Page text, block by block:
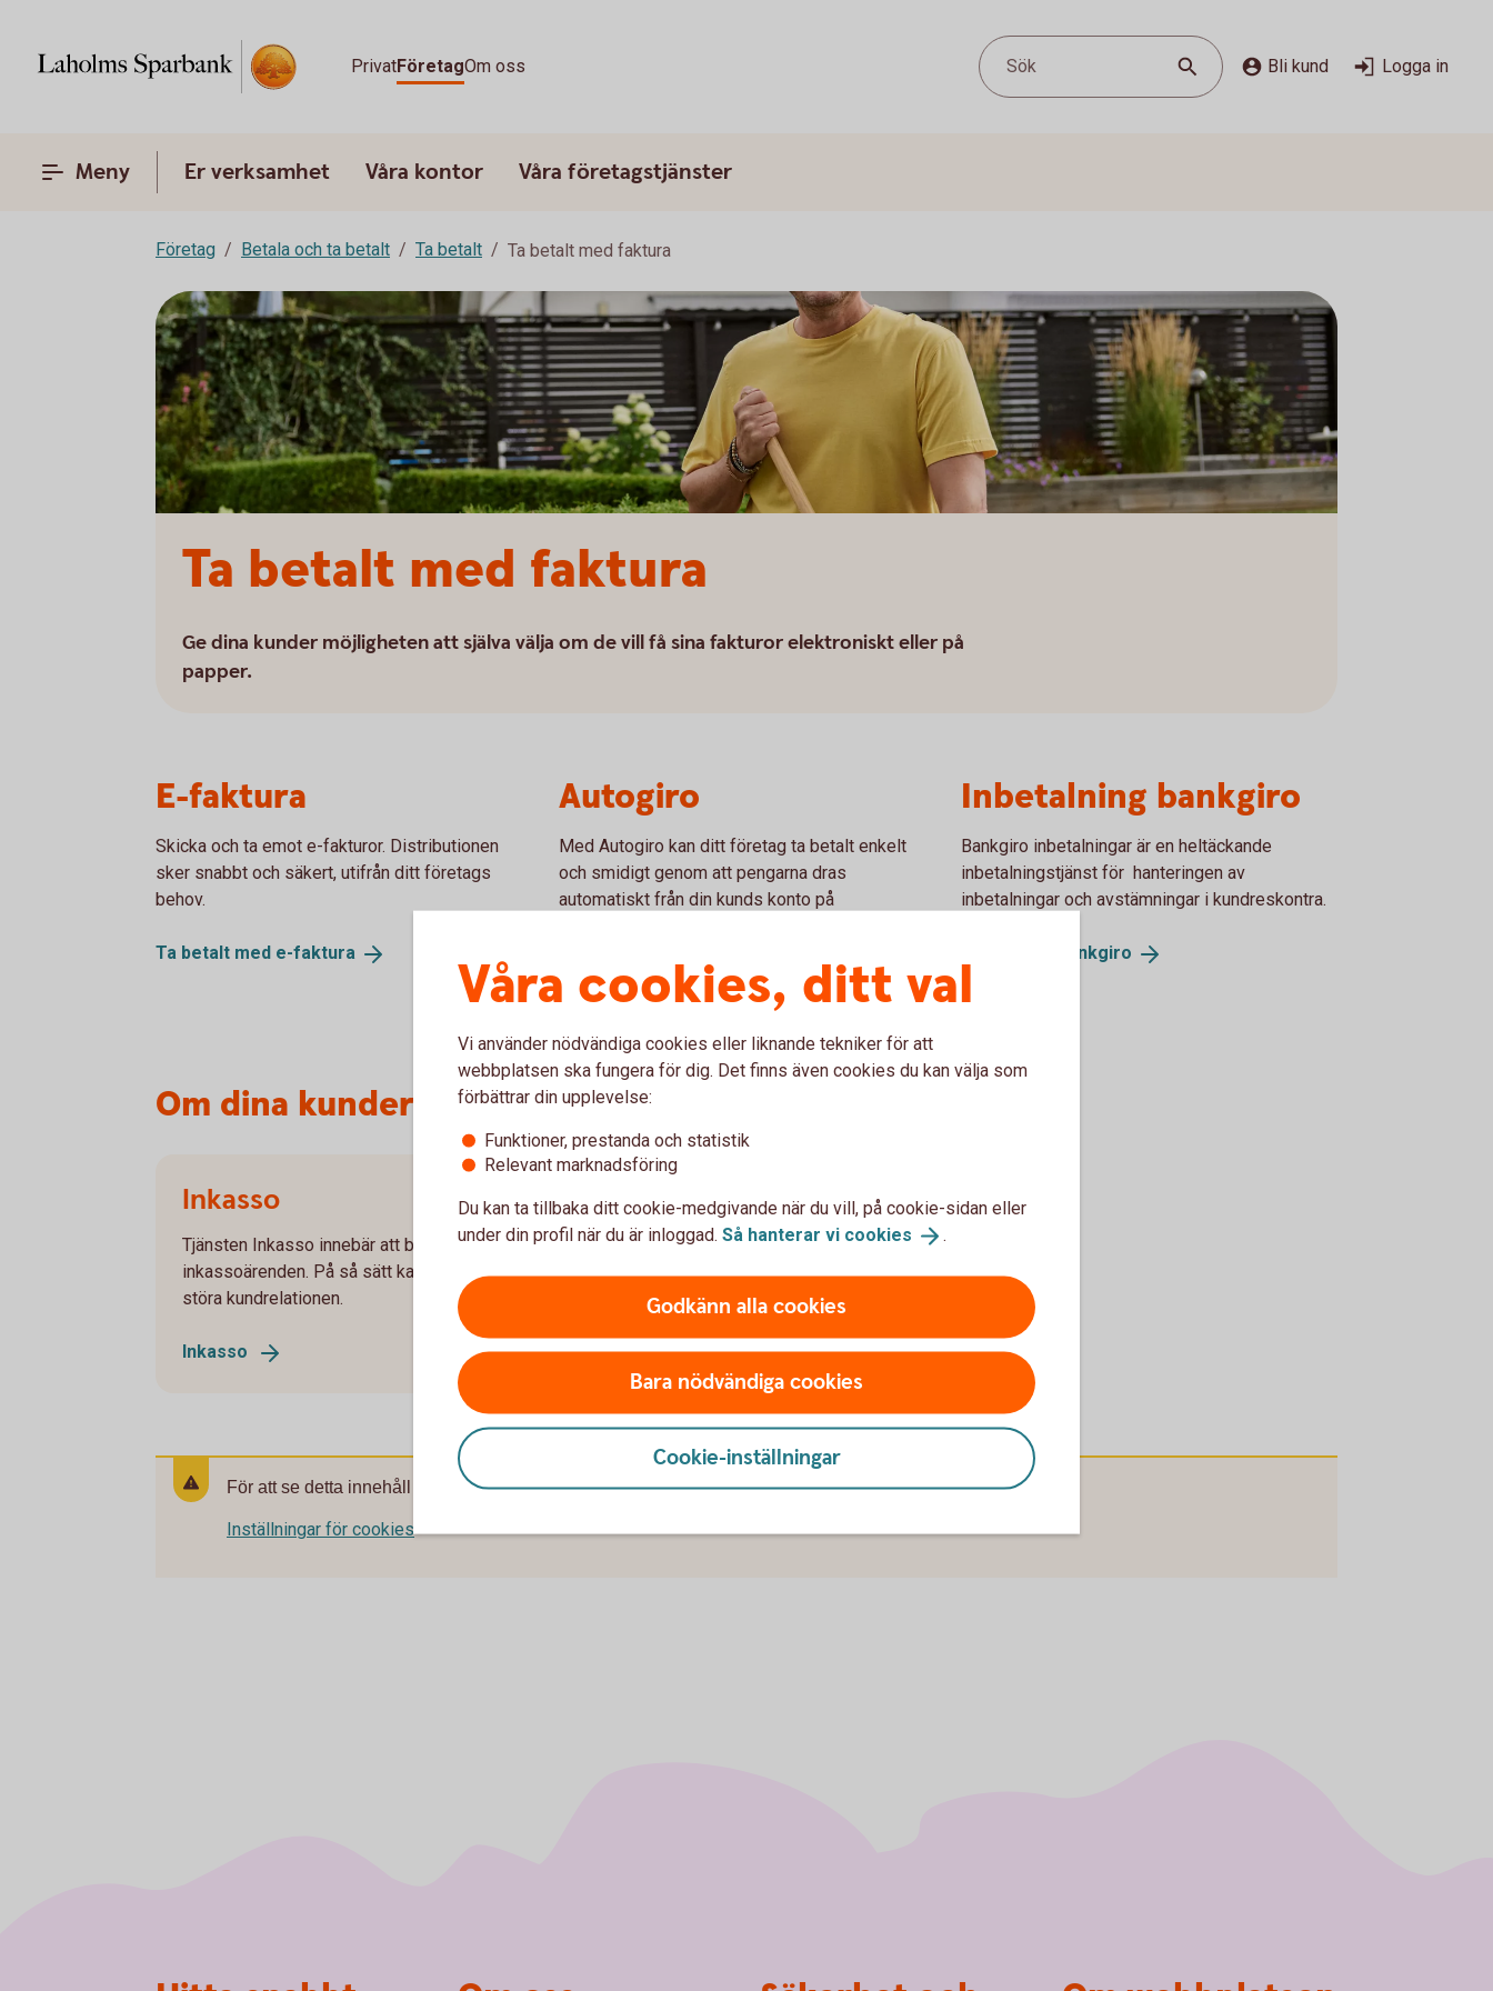
PrivatFöretagOm oss Sök Bli kund Logga in
Meny Er verksamhet Våra kontor Våra företagstjänster
Företag Betala och ta betalt Ta betalt Ta betalt med faktura
Ta betalt med faktura
Ge dina kunder möjligheten att själva välja om de vill få sina fakturor elektroniskt eller på
papper.
E-faktura
Skicka och ta emot e-fakturor. Distributionen
sker snabbt och säkert, utifrån ditt företags
behov.
Ta betalt med e-faktura
Autogiro
Med Autogiro kan ditt företag ta betalt enkelt
och smidigt genom att pengarna dras
automatiskt från din kunds konto på
Autogiro
Inbetalning bankgiro
Bankgiro inbetalningar är en heltäckande
inbetalningstjänst för hanteringen av
inbetalningar och avstämningar i kundreskontra.
bankgiro
Om dina kunder inte betalar i tid
Inkasso
Tjänsten Inkasso innebär att banken agerar ombud för ditt företag i
inkassoärenden. På så sätt kan du undvika kreditförluster utan att
störa kundrelationen.
Inkasso
För att se detta innehåll behöver du först godkänna cookies för Funktioner, prestanda och statistik.
Inställningar för cookies
Våra cookies, ditt val
Vi använder nödvändiga cookies eller liknande tekniker för att
webbplatsen ska fungera för dig. Det finns även cookies du kan välja som
förbättrar din upplevelse:
Funktioner, prestanda och statistik
Relevant marknadsföring
Du kan ta tillbaka ditt cookie-medgivande när du vill, på cookie-sidan eller
under din profil när du är inloggad. Så hanterar vi cookies .
Godkänn alla cookies
Bara nödvändiga cookies
Cookie-inställningar